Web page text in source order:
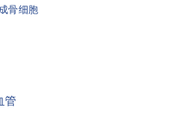
骨细胞
管